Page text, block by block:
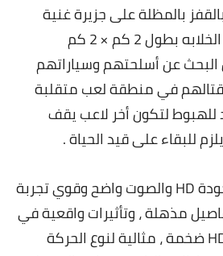
لاعباً بالقفز بالمظلة على جزيرة غنية
بطول 2 كم × 2 كم
البحث عن أسلحتهم وسياراتهم
قتالهم في منطقة لعب متقلبة
للهبوط لتكون أخر لاعب يقف
للبقاء على قيد الحياة .
الرسومات عالية الجودة HD والصوت واضح وقوي تجربة
مذهلة ، وتأثيرات واقعية في
اللعب وخريطة HD ضخمة ، مثالية لنوع الحركة